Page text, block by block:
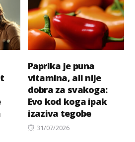
Paprika je puna
vitamina, ali nije
dobra za svakoga:
Evo kod koga ipak
izaziva tegobe
Posted
31/07/2026